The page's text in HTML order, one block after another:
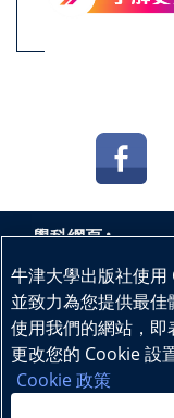
學科網頁 :
| 中國語文 | 英
© 本網站版權為牛津大學
牛津大學出版社使用
並致力為您提供最
使用我們的網站，
更改您的 Cookie 設
Cookie 政策